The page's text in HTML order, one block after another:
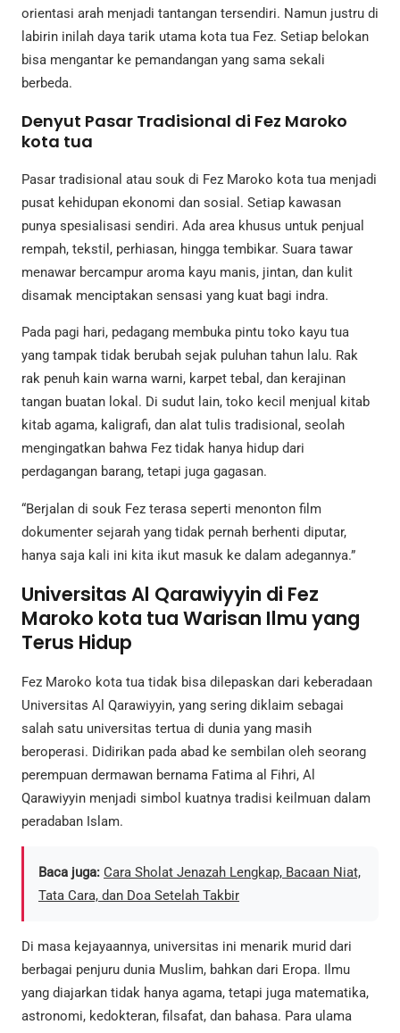
orientasi arah menjadi tantangan tersendiri. Namun justru di
labirin inilah daya tarik utama kota tua Fez. Setiap belokan
bisa mengantar ke pemandangan yang sama sekali
berbeda.
Denyut Pasar Tradisional di Fez Maroko
kota tua
Pasar tradisional atau souk di Fez Maroko kota tua menjadi
pusat kehidupan ekonomi dan sosial. Setiap kawasan
punya spesialisasi sendiri. Ada area khusus untuk penjual
rempah, tekstil, perhiasan, hingga tembikar. Suara tawar
menawar bercampur aroma kayu manis, jintan, dan kulit
disamak menciptakan sensasi yang kuat bagi indra.
Pada pagi hari, pedagang membuka pintu toko kayu tua
yang tampak tidak berubah sejak puluhan tahun lalu. Rak
rak penuh kain warna warni, karpet tebal, dan kerajinan
tangan buatan lokal. Di sudut lain, toko kecil menjual kitab
kitab agama, kaligrafi, dan alat tulis tradisional, seolah
mengingatkan bahwa Fez tidak hanya hidup dari
perdagangan barang, tetapi juga gagasan.
“Berjalan di souk Fez terasa seperti menonton film
dokumenter sejarah yang tidak pernah berhenti diputar,
hanya saja kali ini kita ikut masuk ke dalam adegannya.”
Universitas Al Qarawiyyin di Fez
Maroko kota tua Warisan Ilmu yang
Terus Hidup
Fez Maroko kota tua tidak bisa dilepaskan dari keberadaan
Universitas Al Qarawiyyin, yang sering diklaim sebagai
salah satu universitas tertua di dunia yang masih
beroperasi. Didirikan pada abad ke sembilan oleh seorang
perempuan dermawan bernama Fatima al Fihri, Al
Qarawiyyin menjadi simbol kuatnya tradisi keilmuan dalam
peradaban Islam.
Baca juga: Cara Sholat Jenazah Lengkap, Bacaan Niat,
Tata Cara, dan Doa Setelah Takbir
Di masa kejayaannya, universitas ini menarik murid dari
berbagai penjuru dunia Muslim, bahkan dari Eropa. Ilmu
yang diajarkan tidak hanya agama, tetapi juga matematika,
astronomi, kedokteran, filsafat, dan bahasa. Para ulama